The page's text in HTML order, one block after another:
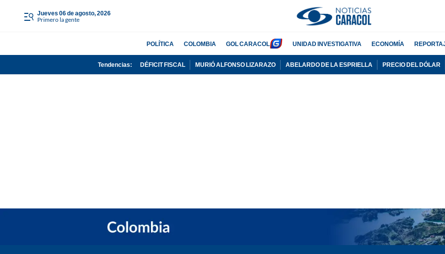
jueves 06 de agosto, 2026
Primero la gente
POLÍTICA COLOMBIA GOL CARACOL UNIDAD INVESTIGATIVA ECONOMÍA
Tendencias: DÉFICIT FISCAL MURIÓ ALFONSO LIZARAZO ABELARDO DE LA ESPRIELLA PRECIO DEL DÓLAR